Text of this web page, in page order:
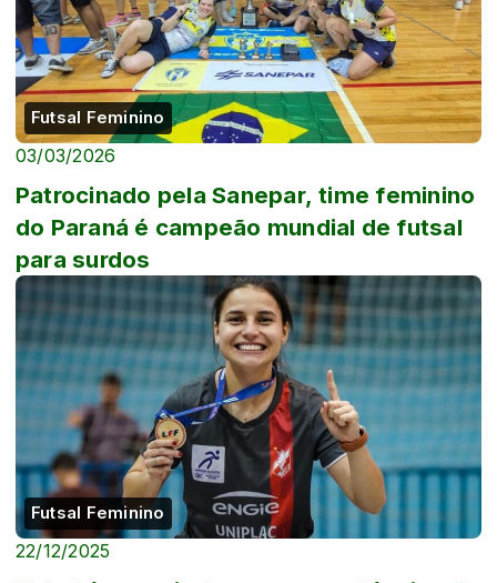
Futsal Feminino
03/03/2026
Patrocinado pela Sanepar, time feminino
do Paraná é campeão mundial de futsal
para surdos
Futsal Feminino
22/12/2025